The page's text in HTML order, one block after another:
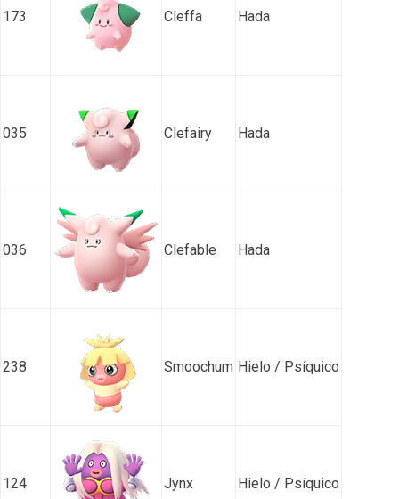
173 Cleffa Hada
035 Clefairy Hada
036 Clefable Hada
238 Smoochum Hielo / Psíquico
124 Jynx Hielo / Psíquico